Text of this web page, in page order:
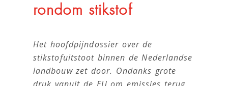
rondom stikstof
Het hoofdpijndossier over de
stikstofuitstoot binnen de Nederlandse
landbouw zet door. Ondanks grote